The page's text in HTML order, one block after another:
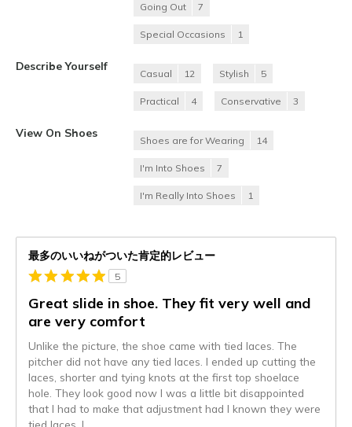
Going Out 7
Special Occasions 1
Describe Yourself
Casual 12 Stylish 5
Practical 4 Conservative 3
View On Shoes
Shoes are for Wearing 14
I'm Into Shoes 7
I'm Really Into Shoes 1
最多のいいねがついた肯定的レビュー
5
Great slide in shoe. They fit very well and
are very comfort
Unlike the picture, the shoe came with tied laces. The
pitcher did not have any tied laces. I ended up cutting the
laces, shorter and tying knots at the first top shoelace
hole. They look good now I was a little bit disappointed
that I had to make that adjustment had I known they were